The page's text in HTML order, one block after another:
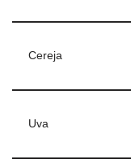
Cereja
Uva